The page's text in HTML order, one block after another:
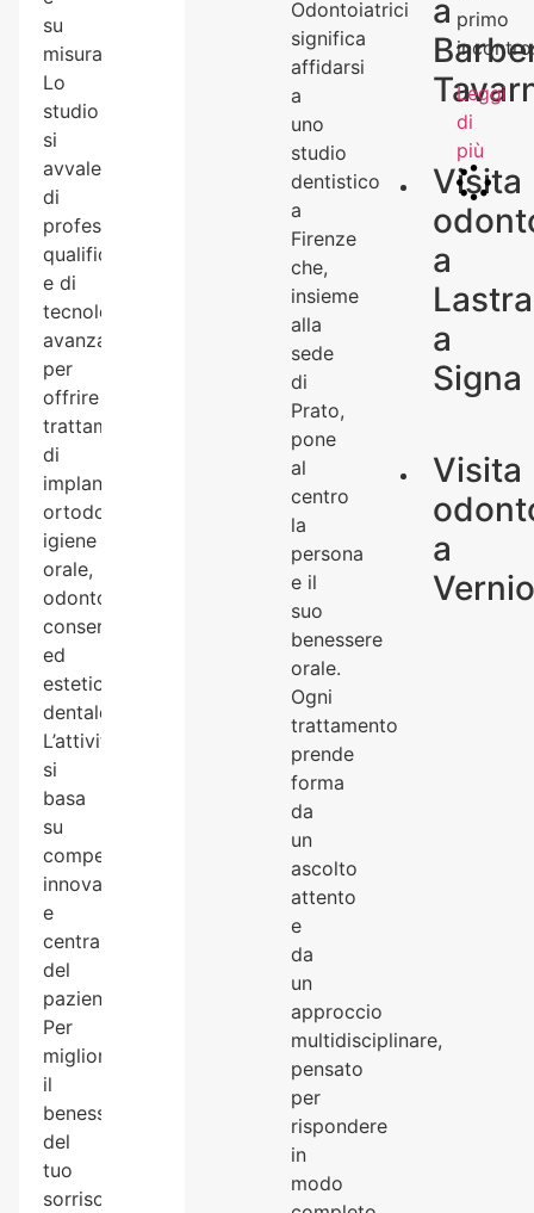
su
misura.
Lo
studio
si
avvale
di
professionisti
qualificati
e di
tecnologie
avanzate
per
offrire
trattamenti
di
implantologia,
ortodonzia,
igiene
orale,
odontoiatria
conservativa
ed
estetica
dentale.
L’attività
si
basa
su
competenza,
innovazione
e
centralità
del
paziente.
Per
migliorare
il
benessere
del
tuo
sorriso,
Odontoiatrici
significa
affidarsi
a
uno
studio
dentistico
a
Firenze
che,
insieme
alla
sede
di
Prato,
pone
al
centro
la
persona
e il
suo
benessere
orale.
Ogni
trattamento
prende
forma
da
un
ascolto
attento
e
da
un
approccio
multidisciplinare,
pensato
per
rispondere
in
modo
a
Visita
a
Lastra
a
Signa
Visita
a
primo
Leggi
di
più